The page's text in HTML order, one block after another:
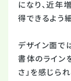
になり、近年
得できるよう
デザイン面で
書体のライン
さ」を感じら